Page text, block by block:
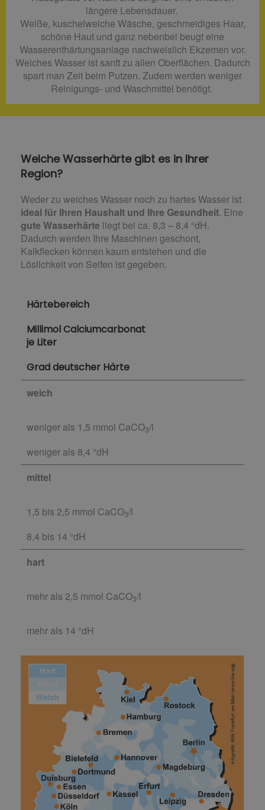
längere Lebensdauer.
Weiße, kuschelweiche Wäsche, geschmeidiges Haar,
schöne Haut und ganz nebenbei beugt eine
Wasserenthärtungsanlage nachweislich Ekzemen vor.
Weiches Wasser ist sanft zu allen Oberflächen. Dadurch
spart man Zeit beim Putzen. Zudem werden weniger
Reinigungs- und Waschmittel benötigt.
Welche Wasserhärte gibt es in Ihrer
Region?
Weder zu weiches Wasser noch zu hartes Wasser ist
ideal für Ihren Haushalt und Ihre Gesundheit. Eine
gute Wasserhärte liegt bei ca. 8,3 – 8,4 °dH.
Dadurch werden Ihre Maschinen geschont,
Kalkflecken können kaum entstehen und die
Löslichkeit von Seifen ist gegeben.
Härtebereich
Millimol Calciumcarbonat
je Liter
Grad deutscher Härte
weich
weniger als 1,5 mmol CaCO3/l
weniger als 8,4 °dH
mittel
1,5 bis 2,5 mmol CaCO3/l
8,4 bis 14 °dH
hart
mehr als 2,5 mmol CaCO3/l
mehr als 14 °dH